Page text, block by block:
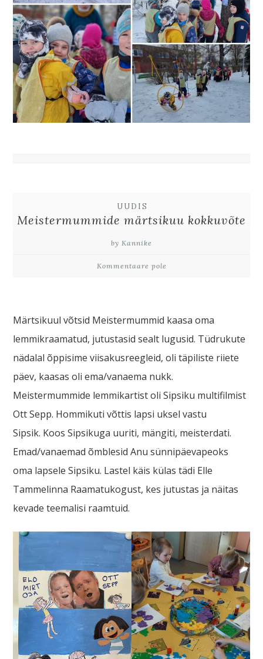
UUDIS
Meistermummide märtsikuu kokkuvõte
by Kannike
Kommentaare pole
Märtsikuul võtsid Meistermummid kaasa oma
lemmikraamatud, jutustasid sealt lugusid. Tüdrukute
nädalal õppisime viisakusreegleid, oli täpiliste riiete
päev, kaasas oli ema/vanaema nukk.
Meistermummide lemmikartist oli Sipsiku multifilmist
Ott Sepp. Hommikuti võttis lapsi uksel vastu
Sipsik. Koos Sipsikuga uuriti, mängiti, meisterdati.
Emad/vanaemad õmblesid Anu sünnipäevapeoks
oma lapsele Sipsiku. Lastel käis külas tädi Elle
Tammelinna Raamatukogust, kes jutustas ja näitas
kevade teemalisi raamtuid.